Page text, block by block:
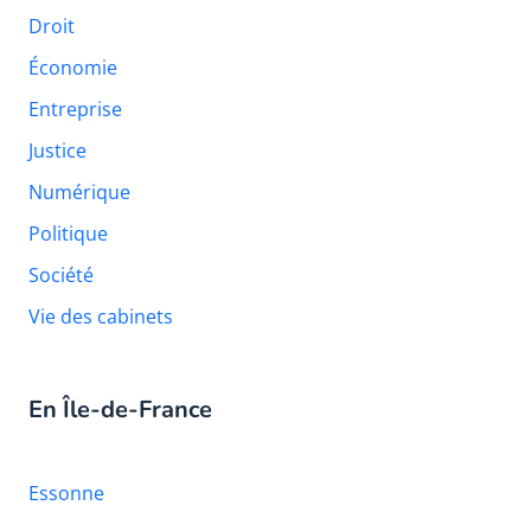
Droit
Économie
Entreprise
Justice
Numérique
Politique
Société
Vie des cabinets
En Île-de-France
Essonne